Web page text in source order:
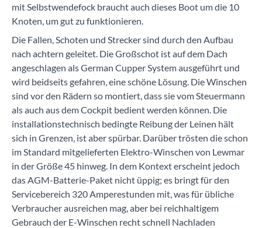
mit Selbstwendefock braucht auch dieses Boot um die 10
Knoten, um gut zu funktionieren.
Die Fallen, Schoten und Strecker sind durch den Aufbau
nach achtern geleitet. Die Großschot ist auf dem Dach
angeschlagen als German Cupper System ausgeführt und
wird beidseits gefahren, eine schöne Lösung. Die Winschen
sind vor den Rädern so montiert, dass sie vom Steuermann
als auch aus dem Cockpit bedient werden können. Die
installationstechnisch bedingte Reibung der Leinen hält
sich in Grenzen, ist aber spürbar. Darüber trösten die schon
im Standard mitgelieferten Elektro-Winschen von Lewmar
in der Größe 45 hinweg. In dem Kontext erscheint jedoch
das AGM-Batterie-Paket nicht üppig; es bringt für den
Servicebereich 320 Amperestunden mit, was für übliche
Verbraucher ausreichen mag, aber bei reichhaltigem
Gebrauch der E-Winschen recht schnell Nachladen